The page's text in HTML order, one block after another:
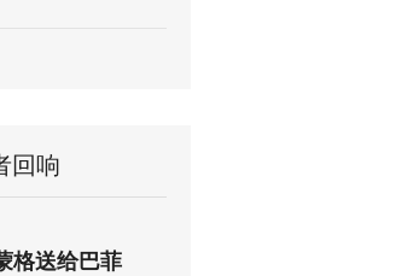
回响
格送给巴菲